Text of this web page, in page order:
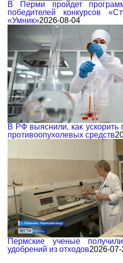
В Перми пройдет
победителей конкурсов
«Умник»2026-08-04
В РФ выяснили, как ускорить
противоопухолевых средств
Пермские ученые
удобрений из отходов2026-